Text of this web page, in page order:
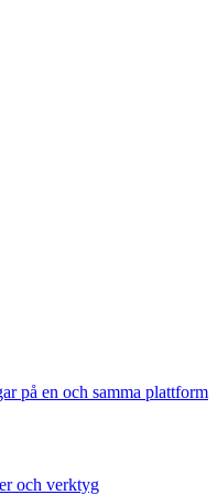
på en och samma plattform
och verktyg